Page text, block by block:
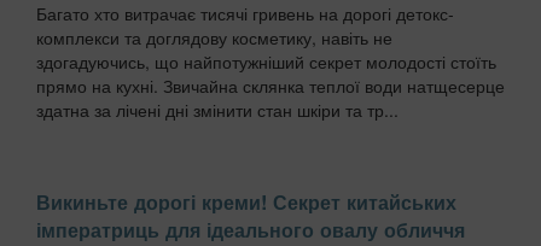
Багато хто витрачає тисячі гривень на дорогі детокс-
комплекси та доглядову косметику, навіть не
здогадуючись, що найпотужніший секрет молодості стоїть
прямо на кухні. Звичайна склянка теплої води натщесерце
здатна за лічені дні змінити стан шкіри та тр...
Викиньте дорогі креми! Секрет китайських
імператриць для ідеального овалу обличчя